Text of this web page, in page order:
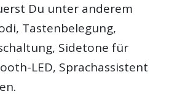
Du unter anderem
Tastenbelegung,
Sidetone für
LED, Sprachassistent